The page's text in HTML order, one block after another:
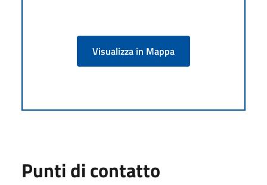
Visualizza in Mappa
Punti di contatto